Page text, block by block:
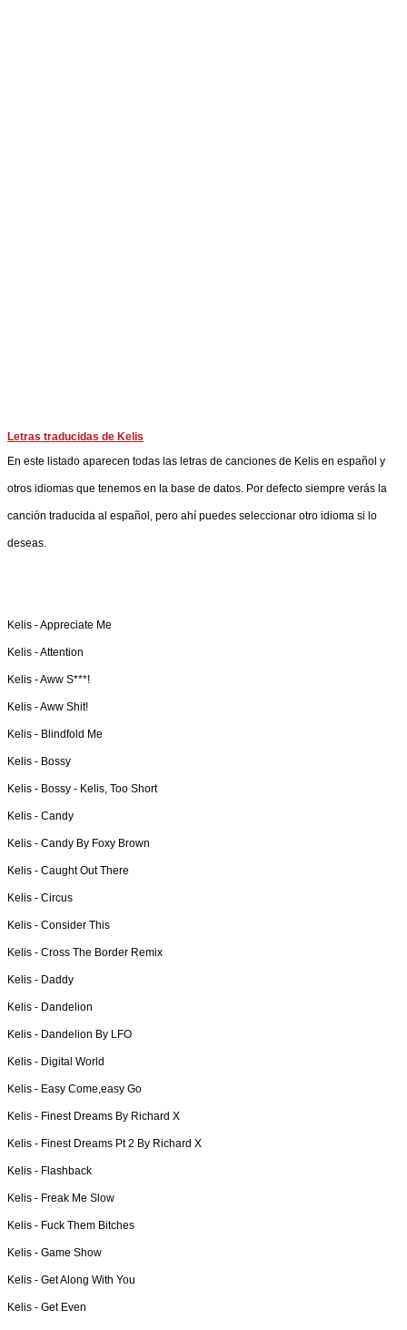
Letras traducidas de Kelis
En este listado aparecen todas las letras de canciones de Kelis en español y
otros idiomas que tenemos en la base de datos. Por defecto siempre verás la
canción traducida al español, pero ahí puedes seleccionar otro idioma si lo
deseas.
Kelis -Appreciate Me
Kelis -Attention
Kelis -Aww S***!
Kelis -Aww Shit!
Kelis - Blindfold Me
Kelis - Bossy
Kelis - Bossy - Kelis, Too Short
Kelis - Candy
Kelis - Candy By Foxy Brown
Kelis - Caught Out There
Kelis - Circus
Kelis - Consider This
Kelis - Cross The Border Remix
Kelis - Daddy
Kelis - Dandelion
Kelis - Dandelion By LFO
Kelis - Digital World
Kelis - Easy Come,easy Go
Kelis - Finest Dreams By Richard X
Kelis - Finest Dreams Pt 2 By Richard X
Kelis - Flashback
Kelis - Freak Me Slow
Kelis - Fuck Them Bitches
Kelis - Game Show
Kelis - Get Along With You
Kelis - Get Even